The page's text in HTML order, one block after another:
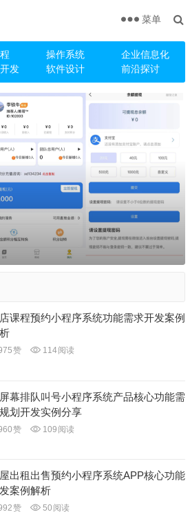
操作系统
企业信息化
发 软件设计 前沿探讨
菜单
课程预约小程序系统功能需求开发案例
赞 114阅读
幕排队叫号小程序系统产品核心功能需
划开发实例分享
赞 109 阅读
出租出售预约小程序系统APP核心功能
案例解析
赞 50 阅读